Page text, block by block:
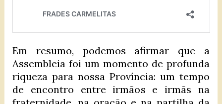
Em resumo, podemos afirmar que a
Assembleia foi um momento de profunda
riqueza para nossa Província: um tempo
de encontro entre irmãos e irmãs na